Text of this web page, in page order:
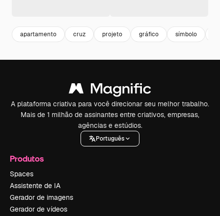
apartamento cruz projeto gráfico símbolo
A plataforma criativa para você direcionar seu melhor trabalho.
Mais de 1 milhão de assinantes entre criativos, empresas,
agências e estúdios.
Português
Produtos
Spaces
Assistente de IA
Gerador de imagens
Gerador de vídeos